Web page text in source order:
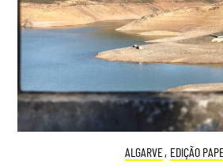
ALGARVE, EDIÇÃO